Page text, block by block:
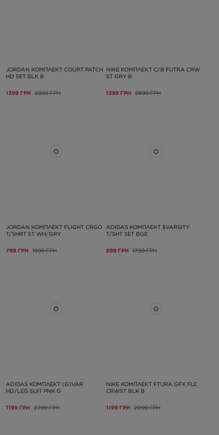
JORDAN КОМПЛЕКТ COURT PATCH
HD SET BLK B
1399 ГРН 2899 ГРН
NIKE КОМПЛЕКТ C/B FUTRA CRW
ST GRY B
1399 ГРН 2699 ГРН
JORDAN КОМПЛЕКТ FLIGHT CRGO
T/SHRT ST WH/GRY
799 ГРН 1999 ГРН
ADIDAS КОМПЛЕКТ $VARSITY
T/SHT SET BGE
899 ГРН 1799 ГРН
ADIDAS КОМПЛЕКТ (G)VAR
HD/LEG SUIT PNK G
1199 ГРН 2799 ГРН
NIKE КОМПЛЕКТ FTURA GFX FLC
CRWST BLK B
1199 ГРН 2099 ГРН